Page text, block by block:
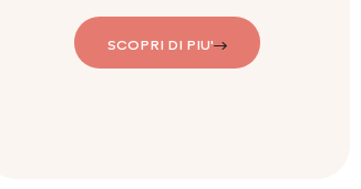
SCOPRI DI PIU'